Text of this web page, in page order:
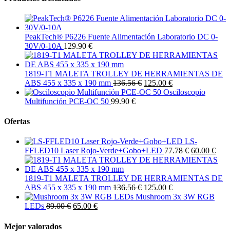
PeakTech® P6226 Fuente Alimentación Laboratorio DC 0-
30V/0-10A 129.90 €
1819-T1 MALETA TROLLEY DE HERRAMIENTAS DE
ABS 455 x 335 x 190 mm 136.56 € 125.00 €
Osciloscopio
Multifunción PCE-OC 50 99.90 €
Ofertas
LS-
FFLED10 Laser Rojo-Verde+Gobo+LED 77.78 € 60.00 €
1819-T1 MALETA TROLLEY DE HERRAMIENTAS DE
ABS 455 x 335 x 190 mm 136.56 € 125.00 €
Mushroom 3x 3W RGB
LEDs 89.00 € 65.00 €
Mejor valorados